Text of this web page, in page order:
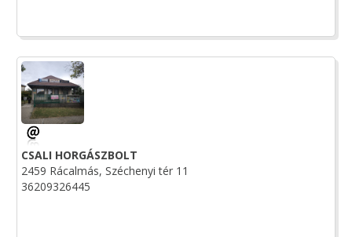
CSALI HORGÁSZBOLT
2459 Rácalmás, Széchenyi tér 11
36209326445